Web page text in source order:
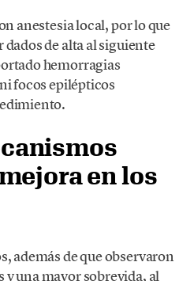
anestesia local, por lo que
de alta al siguiente
hemorragias
focos epilépticos
en los
además de que observaron
y una mayor sobrevida, al